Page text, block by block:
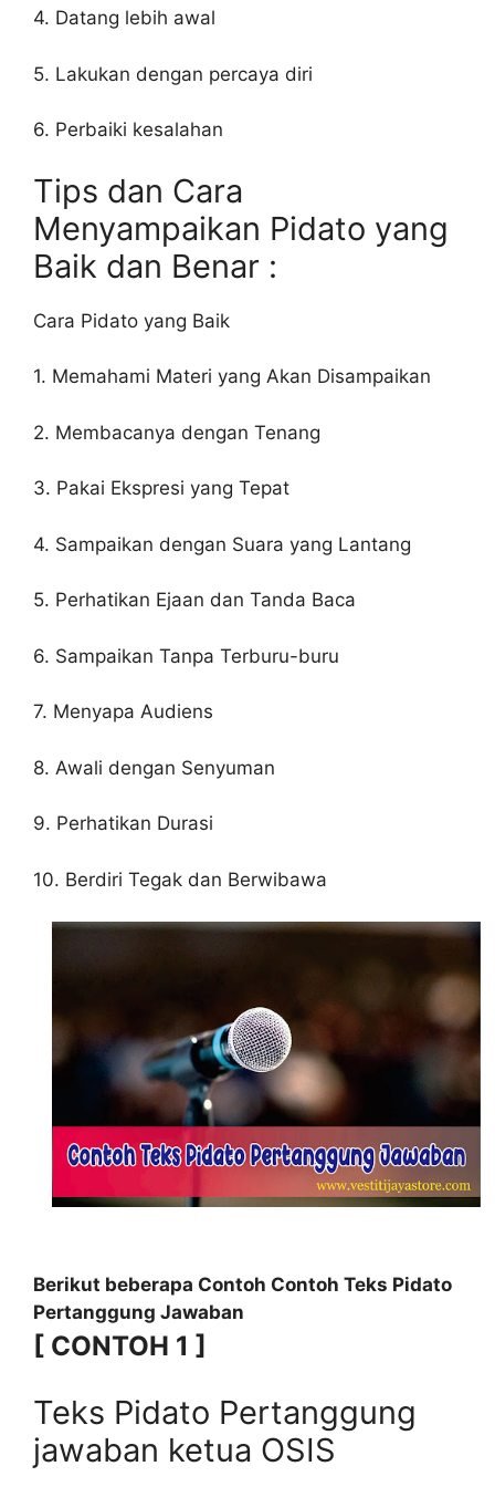
4. Datang lebih awal
5. Lakukan dengan percaya diri
6. Perbaiki kesalahan
Tips dan Cara
Menyampaikan Pidato yang
Baik dan Benar :
Cara Pidato yang Baik
1. Memahami Materi yang Akan Disampaikan
2. Membacanya dengan Tenang
3. Pakai Ekspresi yang Tepat
4. Sampaikan dengan Suara yang Lantang
5. Perhatikan Ejaan dan Tanda Baca
6. Sampaikan Tanpa Terburu-buru
7. Menyapa Audiens
8. Awali dengan Senyuman
9. Perhatikan Durasi
10. Berdiri Tegak dan Berwibawa
Berikut beberapa Contoh Contoh Teks Pidato
Pertanggung Jawaban
[ CONTOH 1 ]
Teks Pidato Pertanggung
jawaban ketua OSIS